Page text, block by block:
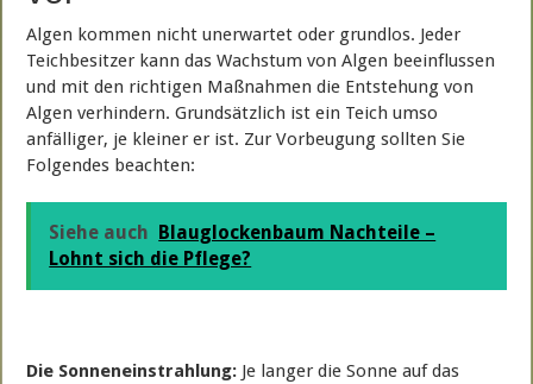
Algen kommen nicht unerwartet oder grundlos. Jeder
Teichbesitzer kann das Wachstum von Algen beeinflussen
und mit den richtigen Maßnahmen die Entstehung von
Algen verhindern. Grundsätzlich ist ein Teich umso
anfälliger, je kleiner er ist. Zur Vorbeugung sollten Sie
Folgendes beachten:
Siehe auch
Blauglockenbaum Nachteile –
Lohnt sich die Pflege?
Die Sonneneinstrahlung: Je langer die Sonne auf das